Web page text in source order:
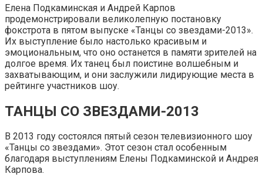
Елена Подкаминская и Андрей Карпов
продемонстрировали великолепную постановку
фокстрота в пятом выпуске «Танцы со звездами-2013».
Их выступление было настолько красивым и
эмоциональным, что оно останется в памяти зрителей на
долгое время. Их танец был поистине волшебным и
захватывающим, и они заслужили лидирующие места в
рейтинге участников шоу.
ТАНЦЫ СО ЗВЕЗДАМИ-2013
В 2013 году состоялся пятый сезон телевизионного шоу
«Танцы со звездами». Этот сезон стал особенным
благодаря выступлениям Елены Подкаминской и Андрея
Карпова.